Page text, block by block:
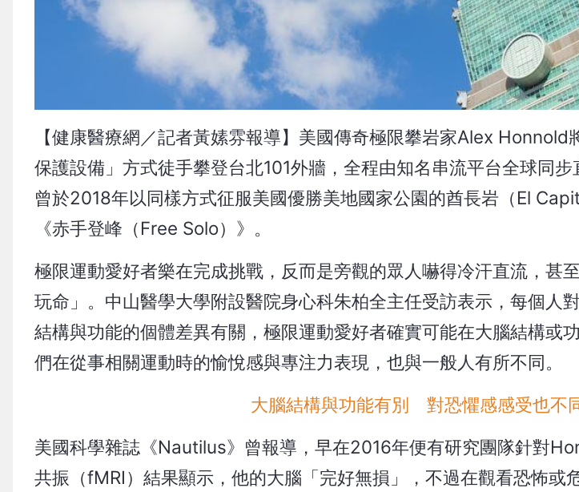
【健康醫療網／記者黃嫊雰報導】美國傳奇極限攀岩家Alex
保護設備」方式徒手攀登台北101外牆，全程由知名串流平台全球同
曾於2018年以同樣方式征服美國優勝美地國家公園的酋長岩（El
《赤手登峰（Free Solo）》。
極限運動愛好者樂在完成挑戰，反而是旁觀的眾人嚇得冷汗直流，甚
玩命」。中山醫學大學附設醫院身心科朱柏全主任受訪表示，每個人
結構與功能的個體差異有關，極限運動愛好者確實可能在大腦結構或
們在從事相關運動時的愉悅感與專注力表現，也與一般人有所不同。
大腦結構與功能有別 對恐懼感感受也不
美國科學雜誌《Nautilus》曾報導，早在2016年便有研究團隊針對
共振（fMRI）結果顯示，他的大腦「完好無損」，不過在觀看恐怖或